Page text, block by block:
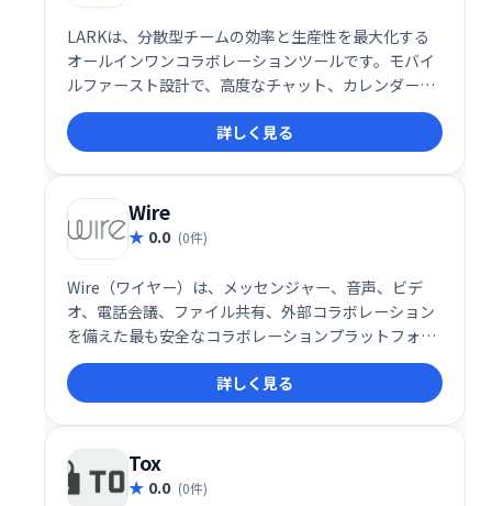
LARKは、分散型チームの効率と生産性を最大化する
オールインワンコラボレーションツールです。モバイ
ルファースト設計で、高度なチャット、カレンダー、
ドキュメント作成機能などを統合。あらゆる規模のチ
ームがシームレスな連携を実現し、仕事への満足度を
高めることができます。直感的なインターフェースと
豊富な機能で、スムーズなワークフローをサポートし
ます。
詳しく見る
Wire
0.0 (0件)
Wire（ワイヤー）は、メッセンジャー、音声、ビデ
オ、電話会議、ファイル共有、外部コラボレーション
を備えた最も安全なコラボレーションプラットフォー
ムであり、すべてが最も安全なエンドツーエンドWire
化によって保護されています。
詳しく見る
Tox
0.0 (0件)